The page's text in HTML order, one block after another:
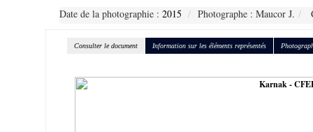
Date de la photographie : 2015 Photographe : Maucor J.
Consulter le document Information sur les éléments représentés